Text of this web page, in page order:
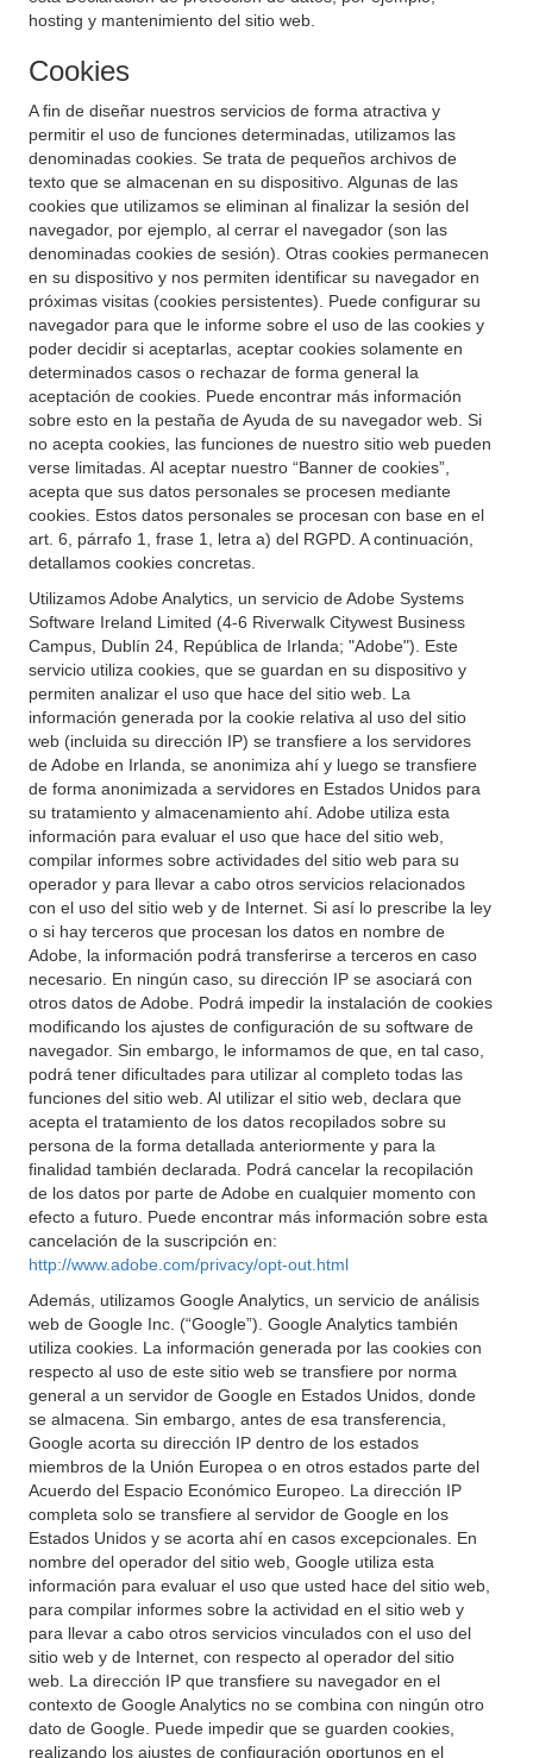
hosting y mantenimiento del sitio web.
Cookies
A fin de diseñar nuestros servicios de forma atractiva y
permitir el uso de funciones determinadas, utilizamos las
denominadas cookies. Se trata de pequeños archivos de
texto que se almacenan en su dispositivo. Algunas de las
cookies que utilizamos se eliminan al finalizar la sesión del
navegador, por ejemplo, al cerrar el navegador (son las
denominadas cookies de sesión). Otras cookies permanecen
en su dispositivo y nos permiten identificar su navegador en
próximas visitas (cookies persistentes). Puede configurar su
navegador para que le informe sobre el uso de las cookies y
poder decidir si aceptarlas, aceptar cookies solamente en
determinados casos o rechazar de forma general la
aceptación de cookies. Puede encontrar más información
sobre esto en la pestaña de Ayuda de su navegador web. Si
no acepta cookies, las funciones de nuestro sitio web pueden
verse limitadas. Al aceptar nuestro “Banner de cookies”,
acepta que sus datos personales se procesen mediante
cookies. Estos datos personales se procesan con base en el
art. 6, párrafo 1, frase 1, letra a) del RGPD. A continuación,
detallamos cookies concretas.
Utilizamos Adobe Analytics, un servicio de Adobe Systems
Software Ireland Limited (4-6 Riverwalk Citywest Business
Campus, Dublín 24, República de Irlanda; "Adobe"). Este
servicio utiliza cookies, que se guardan en su dispositivo y
permiten analizar el uso que hace del sitio web. La
información generada por la cookie relativa al uso del sitio
web (incluida su dirección IP) se transfiere a los servidores
de Adobe en Irlanda, se anonimiza ahí y luego se transfiere
de forma anonimizada a servidores en Estados Unidos para
su tratamiento y almacenamiento ahí. Adobe utiliza esta
información para evaluar el uso que hace del sitio web,
compilar informes sobre actividades del sitio web para su
operador y para llevar a cabo otros servicios relacionados
con el uso del sitio web y de Internet. Si así lo prescribe la ley
o si hay terceros que procesan los datos en nombre de
Adobe, la información podrá transferirse a terceros en caso
necesario. En ningún caso, su dirección IP se asociará con
otros datos de Adobe. Podrá impedir la instalación de cookies
modificando los ajustes de configuración de su software de
navegador. Sin embargo, le informamos de que, en tal caso,
podrá tener dificultades para utilizar al completo todas las
funciones del sitio web. Al utilizar el sitio web, declara que
acepta el tratamiento de los datos recopilados sobre su
persona de la forma detallada anteriormente y para la
finalidad también declarada. Podrá cancelar la recopilación
de los datos por parte de Adobe en cualquier momento con
efecto a futuro. Puede encontrar más información sobre esta
cancelación de la suscripción en:
http://www.adobe.com/privacy/opt-out.html
Además, utilizamos Google Analytics, un servicio de análisis
web de Google Inc. (“Google”). Google Analytics también
utiliza cookies. La información generada por las cookies con
respecto al uso de este sitio web se transfiere por norma
general a un servidor de Google en Estados Unidos, donde
se almacena. Sin embargo, antes de esa transferencia,
Google acorta su dirección IP dentro de los estados
miembros de la Unión Europea o en otros estados parte del
Acuerdo del Espacio Económico Europeo. La dirección IP
completa solo se transfiere al servidor de Google en los
Estados Unidos y se acorta ahí en casos excepcionales. En
nombre del operador del sitio web, Google utiliza esta
información para evaluar el uso que usted hace del sitio web,
para compilar informes sobre la actividad en el sitio web y
para llevar a cabo otros servicios vinculados con el uso del
sitio web y de Internet, con respecto al operador del sitio
web. La dirección IP que transfiere su navegador en el
contexto de Google Analytics no se combina con ningún otro
dato de Google. Puede impedir que se guarden cookies,
realizando los ajustes de configuración oportunos en el